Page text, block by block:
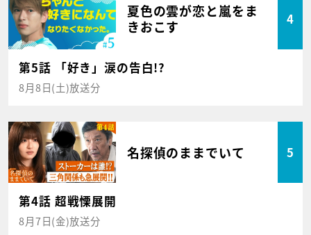
夏色の雲が恋と嵐をま
きおこす
4
第5話 「好き」涙の告白!?
8月8日(土)放送分
名探偵のままでいて 5
第4話 超戦慄展開
8月7日(金)放送分